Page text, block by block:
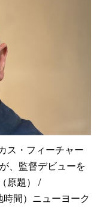
ス・フィーチャー
、監督デビューを
原題） /
間）ニューヨーク